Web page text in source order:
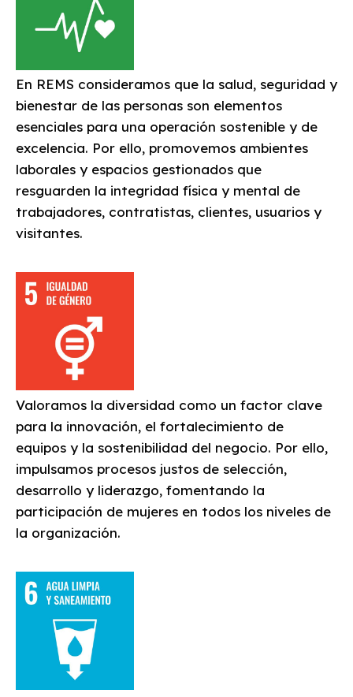
En REMS consideramos que la salud, seguridad y
bienestar de las personas son elementos
esenciales para una operación sostenible y de
excelencia. Por ello, promovemos ambientes
laborales y espacios gestionados que
resguarden la integridad física y mental de
trabajadores, contratistas, clientes, usuarios y
visitantes.
Valoramos la diversidad como un factor clave
para la innovación, el fortalecimiento de
equipos y la sostenibilidad del negocio. Por ello,
impulsamos procesos justos de selección,
desarrollo y liderazgo, fomentando la
participación de mujeres en todos los niveles de
la organización.